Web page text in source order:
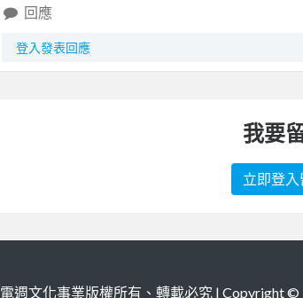
回應
登入發表回應
我要
立即登入
電週文化事業版權所有、轉載必究 | Copyright ©